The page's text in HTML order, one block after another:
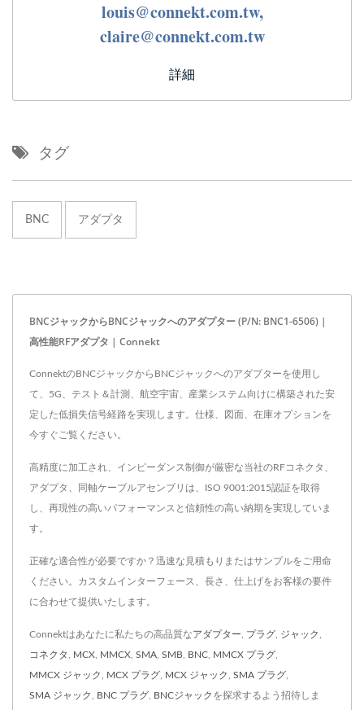
louis@connekt.com.tw,
claire@connekt.com.tw
詳細
タグ
BNC アダプタ
BNCジャックからBNCジャックへのアダプター (P/N: BNC1-6506) |
高性能RFアダプタ | Connekt
ConnektのBNCジャックからBNCジャックへのアダプターを使用し
て、5G、テスト＆計測、航空宇宙、産業システム向けに構築された安
定した低損失信号経路を実現します。仕様、図面、在庫オプションを
今すぐご覧ください。
高精度に加工され、インピーダンス制御が厳密な当社のRFコネクタ、
アダプタ、同軸ケーブルアセンブリは、ISO 9001:2015認証を取得
し、再現性の高いパフォーマンスと信頼性の高い納期を実現していま
す。
正確な適合性が必要ですか？迅速な見積もりまたはサンプルをご用命
ください。カスタムインターフェース、長さ、仕上げをお客様の要件
に合わせて提供いたします。
Connektはあなたに私たちの高品質なアダプター, プラグ, ジャック ,
コネクタ , MCX, MMCX, SMA, SMB, BNC, MMCX プラグ,
MMCX ジャック , MCX プラグ, MCX ジャック , SMA プラグ,
SMA ジャック , BNC プラグ, BNCジャック を探求するよう招待しま